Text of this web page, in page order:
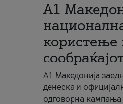
A1
користење
A1 Македонија
денеска и
одговорна кампања